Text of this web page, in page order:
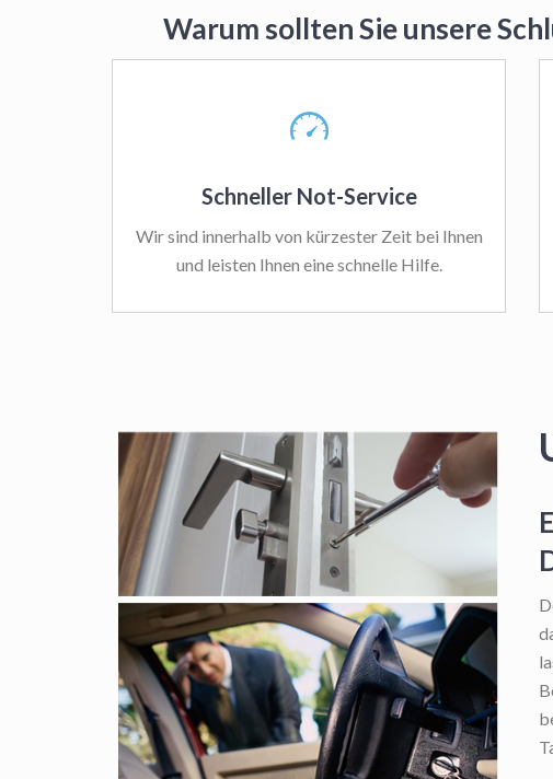
Warum sollten Sie unsere
Schneller Not-Service
Wir sind innerhalb von kürzester Zeit bei Ihnen
und leisten Ihnen eine schnelle Hilfe.